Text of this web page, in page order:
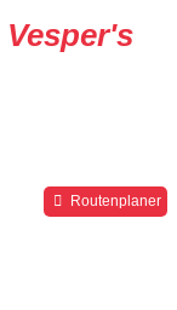
Vesper's
Routenplaner